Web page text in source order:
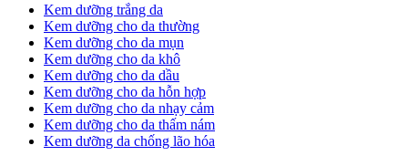
Kem dưỡng trắng da
Kem dưỡng cho da thường
Kem dưỡng cho da mụn
Kem dưỡng cho da khô
Kem dưỡng cho da dầu
Kem dưỡng cho da hỗn hợp
Kem dưỡng cho da nhạy cảm
Kem dưỡng cho da thấm nám
Kem dưỡng da chống lão hóa